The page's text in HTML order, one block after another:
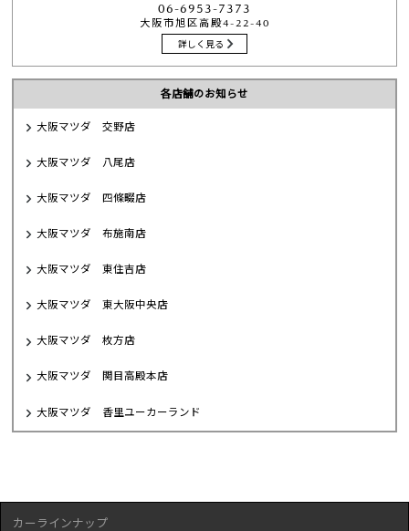
06-6953-7373
大阪市旭区高殿4-22-40
詳しく見る
各店舗のお知らせ
大阪マツダ 交野店
大阪マツダ 八尾店
大阪マツダ 四條畷店
大阪マツダ 布施南店
大阪マツダ 東住吉店
大阪マツダ 東大阪中央店
大阪マツダ 枚方店
大阪マツダ 関目高殿本店
大阪マツダ 香里ユーカーランド
カーラインナップ